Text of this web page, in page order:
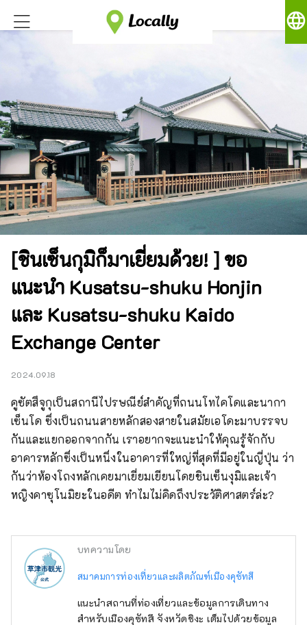
language
[ชินเซ็นกุมิก็มาเยี่ยมด้วย! ] ขอ
แนะนำ Kusatsu-shuku Honjin
และ Kusatsu-shuku Kaido
Exchange Center
2024.09.18
คูซัตสึจูกุเป็นสถานีไปรษณีย์สำคัญที่ถนนโทไคโดและนากา
เซ็นโด ซึ่งเป็นถนนสายหลักสองสายในสมัยเอโดะมาบรรจบ
กันและแยกออกจากกัน เราอยากจะแนะนำให้คุณรู้จักกับ
อาคารหลักซึ่งเป็นหนึ่งในอาคารที่ใหญ่ที่สุดที่มีอยู่ในญี่ปุ่น ว่า
กันว่าห้องโถงหลักเคยมาเยี่ยมเยียนโดยชินเซ็นงุมิและเจ้า
หญิงคาซุโนมิยะในอดีต ทำไมไม่คิดถึงประวัติศาสตร์ล่ะ?
บทความโดย
สมาคมการท่องเที่ยวและผลิตภัณฑ์เมืองคุซัทสึ
แนะนำสถานที่ท่องเที่ยวและข้อมูลการเดินทาง
สำหรับเมืองคุซัทสึ จังหวัดชิงะ เต็มไปด้วยข้อมูล